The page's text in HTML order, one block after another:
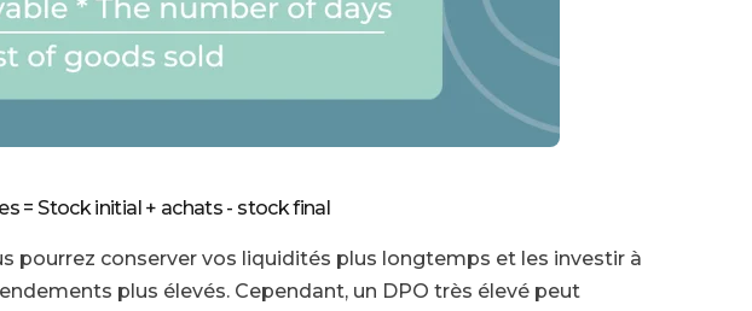
= Stock initial + achats - stock final
pourrez conserver vos liquidités plus longtemps et les investir à
plus élevés. Cependant, un DPO très élevé peut